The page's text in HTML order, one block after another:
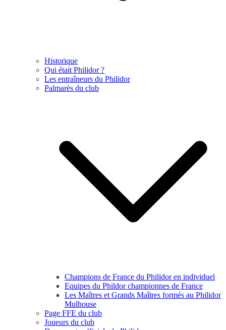
Historique
Qui était Philidor ?
Les entraîneurs du Philidor
Palmarès du club
Champions de France du Philidor en individuel
Equipes du Phildor championnes de France
Les Maîtres et Grands Maîtres formés au Philidor
Mulhouse
Page FFE du club
Joueurs du club